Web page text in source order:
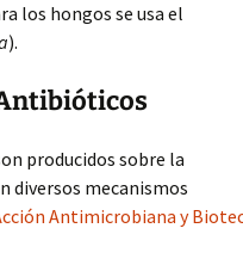
los hongos se usa el
).
producidos sobre la
diversos mecanismos
Antimicrobiana y